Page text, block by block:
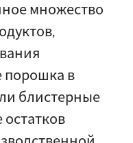
множество
порошка в
блистерные